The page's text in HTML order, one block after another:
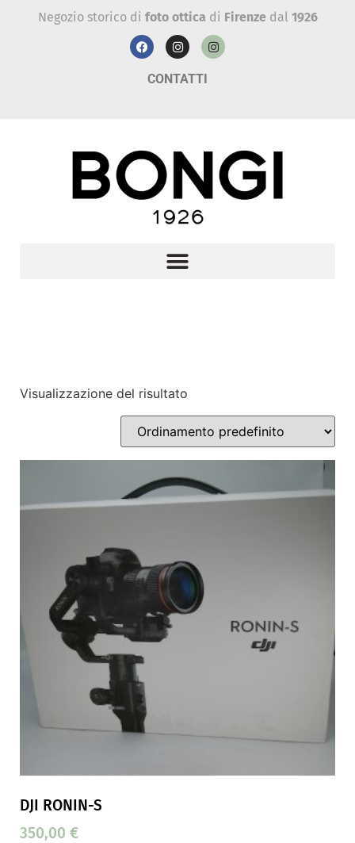
Negozio storico di foto ottica di Firenzedal 1926
CONTATTI
Visualizzazione del risultato
DJI RONIN-S
350,00 €